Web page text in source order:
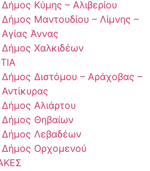
Δήμος Κύμης – Αλιβερίου
Δήμος Μαντουδίου – Λίμνης –
Αγίας Άννας
Δήμος Χαλκιδέων
Δήμος Διστόμου – Αράχοβας –
Αντίκυρας
Δήμος Αλιάρτου
Δήμος Θηβαίων
Δήμος Λεβαδέων
Δήμος Ορχομενού